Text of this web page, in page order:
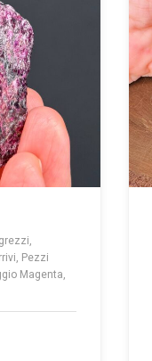
Pezzi
Magenta,